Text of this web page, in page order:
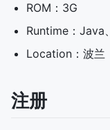
ROM：3G
Runtime：Java
Location：波兰
注册